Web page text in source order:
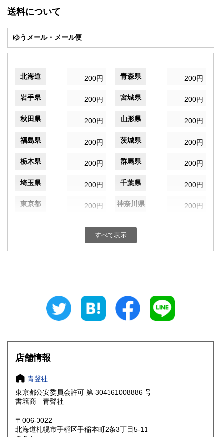
送料について
ゆうメール・メール便
北海道 200円 青森県 200円
岩手県 200円 宮城県 200円
秋田県 200円 山形県 200円
福島県 200円 茨城県 200円
栃木県 200円 群馬県 200円
埼玉県 200円 千葉県 200円
東京都 200円 神奈川県 200円
200円 富山県
200円 三重県
大阪府
奈良県
鳥取県 200円 島根県
岡山県
すべて表示
店舗情報
青聲社
東京都公安委員会許可 第 304361008886 号
書籍商 青聲社
〒006-0022
北海道札幌市手稲区手稲本町2条3丁目5-11